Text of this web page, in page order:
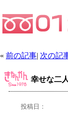
« 前の記事| 次の記
幸せな二
投稿日：